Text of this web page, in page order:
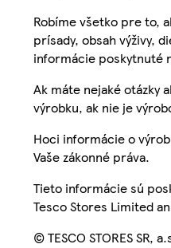
Robíme všetko pre to,
prísady, obsah výživy,
informácie poskytnuté
Ak máte nejaké otázky
výrobku, ak nie je
Hoci informácie o
Vaše zákonné práva.
Tieto informácie sú
Tesco Stores Limited
© TESCO STORES SR,